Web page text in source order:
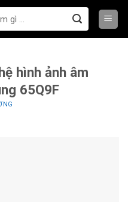
hình ảnh âm
65Q9F